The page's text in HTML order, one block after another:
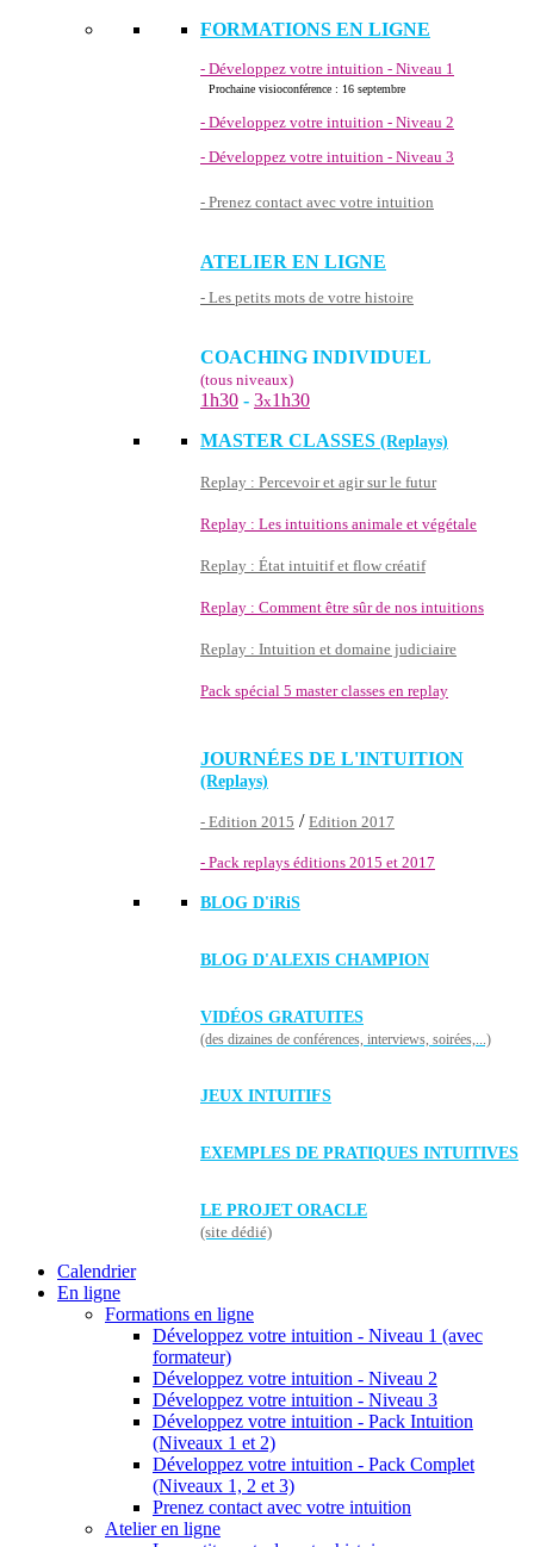
FORMATIONS EN LIGNE
- Développez votre intuition - Niveau 1
Prochaine visioconférence : 16 septembre
- Développez votre intuition - Niveau 2
- Développez votre intuition - Niveau 3
- Prenez contact avec votre intuition
ATELIER EN LIGNE
- Les petits mots de votre histoire
COACHING INDIVIDUEL
(tous niveaux)
1h30 - 3x1h30
MASTER CLASSES (Replays)
Replay : Percevoir et agir sur le futur
Replay : Les intuitions animale et végétale
Replay : État intuitif et flow créatif
Replay : Comment être sûr de nos intuitions
Replay : Intuition et domaine judiciaire
Pack spécial 5 master classes en replay
JOURNÉES DE L'INTUITION
(Replays)
- Edition 2015 / Edition 2017
- Pack replays éditions 2015 et 2017
BLOG D'iRiS
BLOG D'ALEXIS CHAMPION
VIDÉOS GRATUITES
(des dizaines de conférences, interviews, soirées,...)
JEUX INTUITIFS
EXEMPLES DE PRATIQUES INTUITIVES
LE PROJET ORACLE
(site dédié)
Calendrier
En ligne
Formations en ligne
Développez votre intuition - Niveau 1 (avec
formateur)
Développez votre intuition - Niveau 2
Développez votre intuition - Niveau 3
Développez votre intuition - Pack Intuition
(Niveaux 1 et 2)
Développez votre intuition - Pack Complet
(Niveaux 1, 2 et 3)
Prenez contact avec votre intuition
Atelier en ligne